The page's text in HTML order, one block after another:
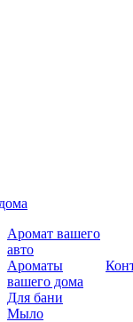
Аромат вашего
авто
Ароматы
вашего дома
Для бани
Мыло